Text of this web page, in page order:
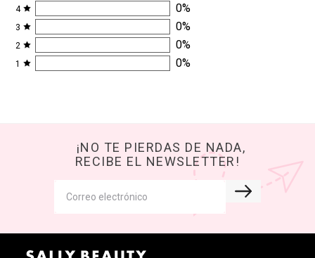
4 0%
3 0%
2 0%
1 0%
¡NO TE PIERDAS DE NADA,
RECIBE EL NEWSLETTER!